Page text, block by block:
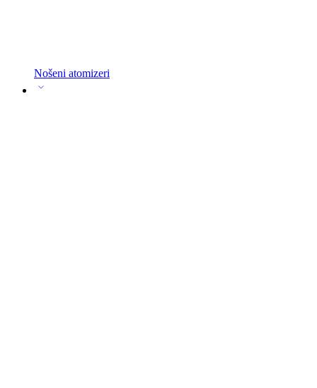
Nošeni atomizeri